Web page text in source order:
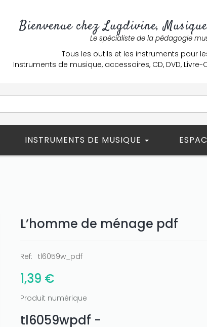
Bienvenue chez Lugdivine,
Le spécialiste de la pédagogie
Tous les outils et les instruments pour
Instruments de musique, accessoires, CD, DVD,
INSTRUMENTS DE MUSIQUE
L’homme de ménage pdf
Ref: tl6059w_pdf
1,39 €
Produit numérique
tl6059wpdf -